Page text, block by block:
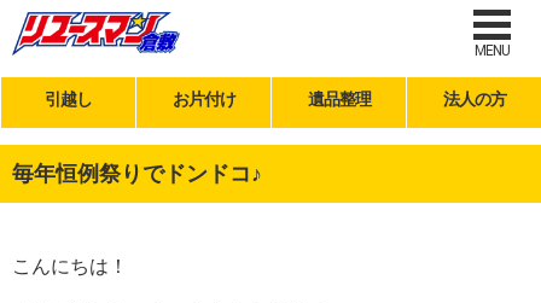
MENU
引越し お片付け 遺品整理 法人の方
毎年恒例祭りでドンドコ♪
こんにちは！